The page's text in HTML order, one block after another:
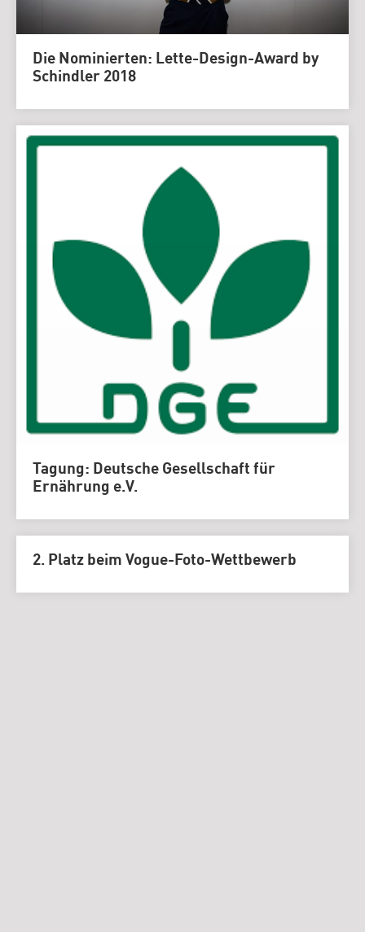
Die Nominierten: Lette-Design-Award by
Schindler 2018
Tagung: Deutsche Gesellschaft für
Ernährung e.V.
2. Platz beim Vogue-Foto-Wettbewerb